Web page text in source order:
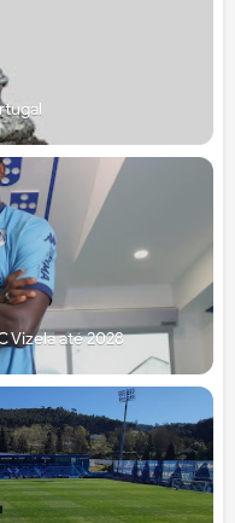
Vizela até 2028